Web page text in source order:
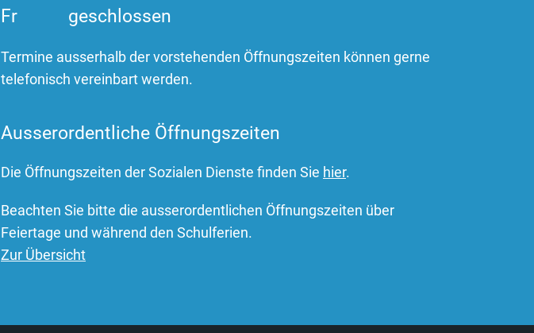
Fr
geschlossen
Termine ausserhalb der vorstehenden Öffnungszeiten können gerne
telefonisch vereinbart werden.
Ausserordentliche Öffnungszeiten
Die Öffnungszeiten der Sozialen Dienste finden Sie hier.
Beachten Sie bitte die ausserordentlichen Öffnungszeiten über
Feiertage und während den Schulferien.
Zur Übersicht